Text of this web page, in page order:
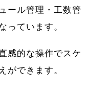
ール管理・工数管
っています。
感的な操作でスケ
ができます。